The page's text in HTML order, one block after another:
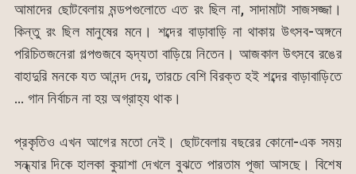
আমাদের ছোটবেলায় মন্ডপগুলোতে এত রং ছিল না, সাদামাটা সাজসজ্জা।
কিন্তু রং ছিল মানুষের মনে। শব্দের বাড়াবাড়ি না থাকায় উৎসব-অঙ্গনে
পরিচিতজনেরা গল্পগুজবে হৃদ্যতা বাড়িয়ে নিতেন। আজকাল উৎসবে রঙের
বাহাদুরি মনকে যত আনন্দ দেয়, তারচে বেশি বিরক্ত হই শব্দের বাড়াবাড়িতে
… গান নির্বাচন না হয় অগ্রাহ্য থাক।
প্রকৃতিও এখন আগের মতো নেই। ছোটবেলায় বছরের কোনো-এক সময়
সন্ধ্যার দিকে হালকা কুয়াশা দেখলে বুঝতে পারতাম পূজা আসছে। বিশেষ